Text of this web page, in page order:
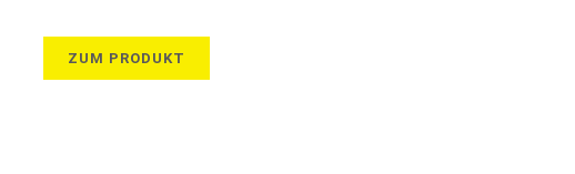
ZUM PRODUKT